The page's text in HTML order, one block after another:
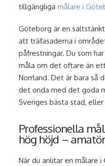
tillgängligamålare i
Göteborg är en
att träfasaderna i
påfrestningar. Du som
måla om det oftare än
Norrland. Det är bara så
det onda med det goda
Sveriges bästa stad, eller
Professionella
hög höjd –
När du anlitar en målare